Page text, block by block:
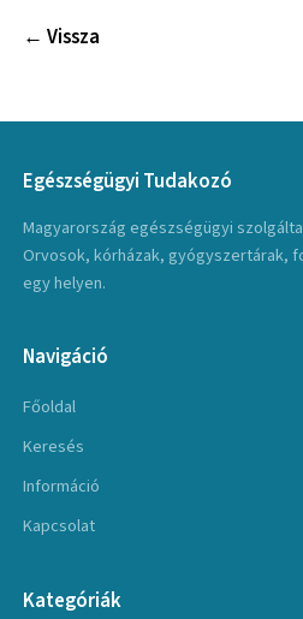
← Vissza
Egészségügyi Tudakozó
Magyarország egészségügyi
Orvosok, kórházak, gyógyszertárak,
egy helyen.
Navigáció
Főoldal
Keresés
Információ
Kapcsolat
Kategóriák